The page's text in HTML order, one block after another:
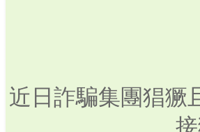
近日詐騙集團猖獗